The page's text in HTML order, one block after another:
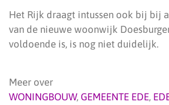
Het Rijk draagt intussen ook bij bij
van de nieuwe woonwijk
voldoende is, is nog niet duidelijk.
Meer over
WONINGBOUW, GEMEENTE EDE,